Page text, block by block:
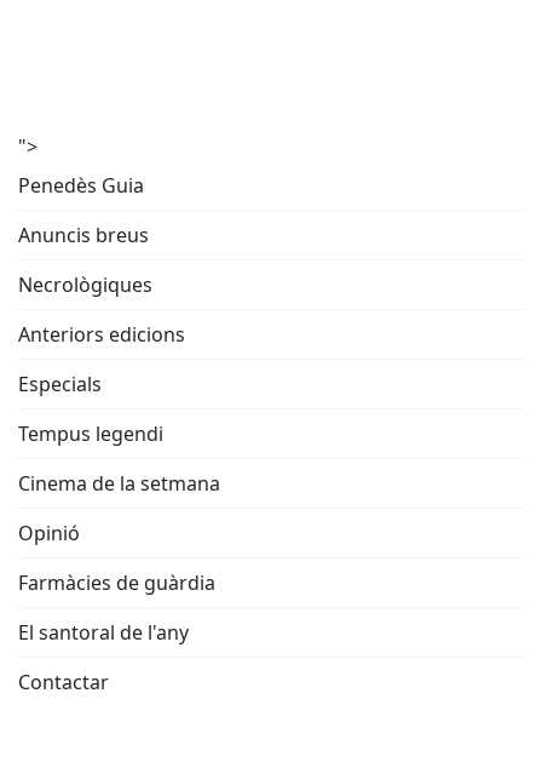
">
Penedès Guia
Anuncis breus
Necrològiques
Anteriors edicions
Especials
Tempus legendi
Cinema de la setmana
Opinió
Farmàcies de guàrdia
El santoral de l'any
Contactar